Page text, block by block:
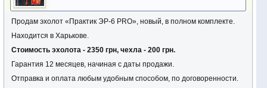
Продам эхолот «Практик ЭР-6 PRO», новый, в полном комплекте.
Находится в Харькове.
Стоимость эхолота - 2350 грн, чехла - 200 грн.
Гарантия 12 месяцев, начиная с даты продажи.
Отправка и оплата любым удобным способом, по договоренности.